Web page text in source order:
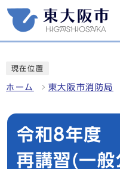
現在位置
ホーム 東大阪市消防局
令和8年度
再講習(一般